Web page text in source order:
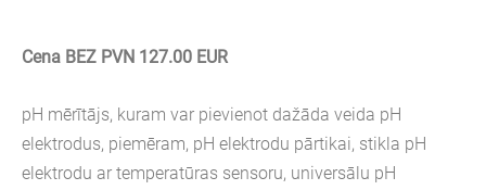
Cena BEZ PVN 127.00 EUR
pH mērītājs, kuram var pievienot dažāda veida pH
elektrodus, piemēram, pH elektrodu pārtikai, stikla pH
elektrodu ar temperatūras sensoru, universālu pH